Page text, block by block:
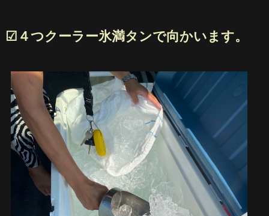
☑︎４つクーラー氷満タンで向かいます。